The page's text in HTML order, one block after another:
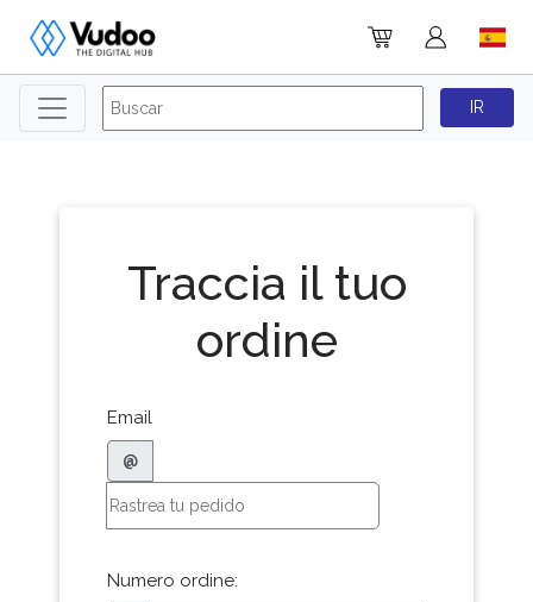
Traccia il tuo
ordine
Email
@
Numero ordine: